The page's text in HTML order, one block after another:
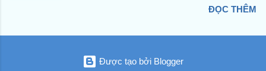
Phú Đông, đường Trần Thị Vững, Bình Đường
: 088 829 7586 📧 Email :
phẩm laser loại 1 (JIS C6802) Giao diện RS-
NW-7, CODE93, ITF, 2of5, GS1-DataBar (RSS)
Số lượng quét 72 lần quét / giây Độ phân giải tối
ĐỌC THÊM
Được tạo bởi Blogger